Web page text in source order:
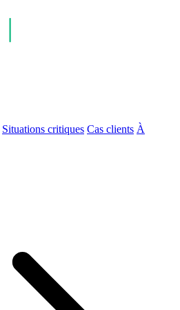
Situations critiques Cas clients À